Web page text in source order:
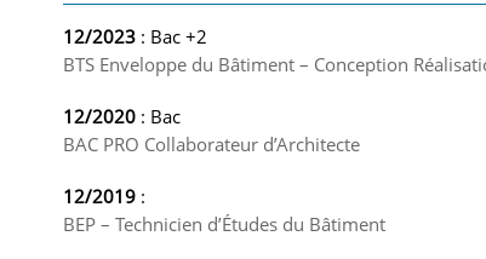
12/2023 : Bac +2
BTS Enveloppe du Bâtiment – Conception
12/2020 : Bac
BAC PRO Collaborateur d’Architecte
12/2019 :
BEP – Technicien d’Études du Bâtiment